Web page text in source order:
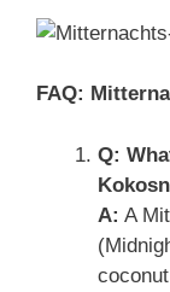
FAQ:
Q:
A: A